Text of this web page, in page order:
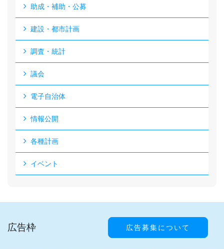
助成・補助・公募
建設・都市計画
調査・統計
議会
電子自治体
情報公開
各種計画
イベント
広告枠 広告募集について